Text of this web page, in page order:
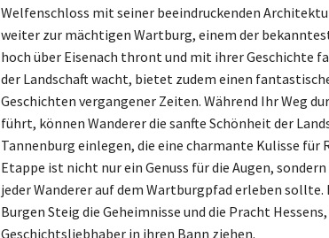
Welfenschloss mit seiner beeindruckenden
weiter zur mächtigen Wartburg, einem der
hoch über Eisenach thront und mit ihrer Geschichte
der Landschaft wacht, bietet zudem einen
Geschichten vergangener Zeiten. Während Ihr Weg
führt, können Wanderer die sanfte Schönheit der
Tannenburg einlegen, die eine charmante Kulisse für
Etappe ist nicht nur ein Genuss für die Augen,
jeder Wanderer auf dem Wartburgpfad erleben
Burgen Steig die Geheimnisse und die Pracht
Geschichtsliebhaber in ihren Bann ziehen.